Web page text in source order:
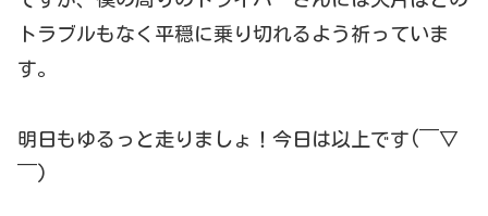
トラブルもなく平穏に乗り切れるよう祈っていま
す。
明日もゆるっと走りましょ！今日は以上です(￣▽
￣)